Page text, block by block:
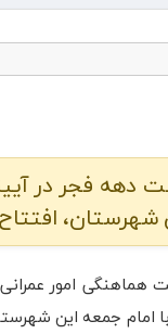
دهه فجر
شهرستان،
امور عمرانی
امام جمعه این